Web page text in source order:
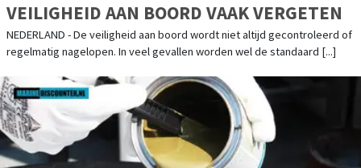
VEILIGHEID AAN BOORD VAAK VERGETEN
NEDERLAND - De veiligheid aan boord wordt niet altijd gecontroleerd of
regelmatig nagelopen. In veel gevallen worden wel de standaard [...]